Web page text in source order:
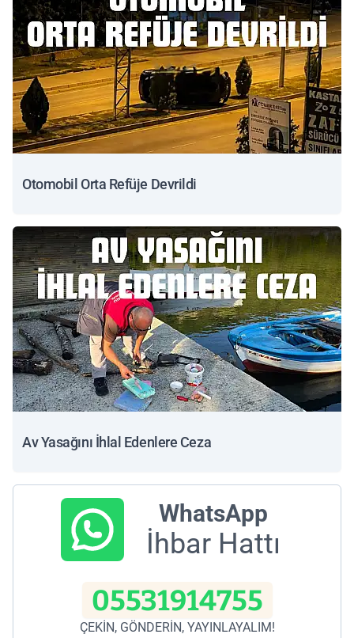
Otomobil Orta Refüje Devrildi
Av Yasağını İhlal Edenlere Ceza
WhatsApp
İhbar Hattı
05531914755
ÇEKİN, GÖNDERİN, YAYINLAYALIM!